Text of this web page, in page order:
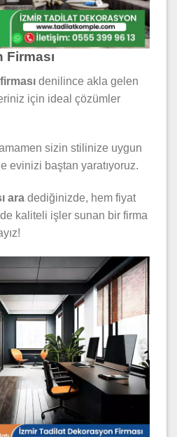
Firması
denilince akla gelen
için ideal çözümler
sizin stilinize uygun
evinizi baştan yaratıyoruz.
ara dediğinizde, hem fiyat
kaliteli işler sunan bir firma